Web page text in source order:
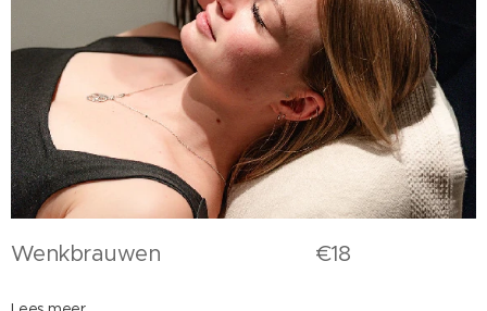
Wenkbrauwen €18